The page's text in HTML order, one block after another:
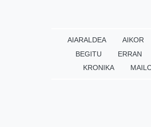
AIARALDEA AIKOR
BEGITU
ERRAN
KRONIKA